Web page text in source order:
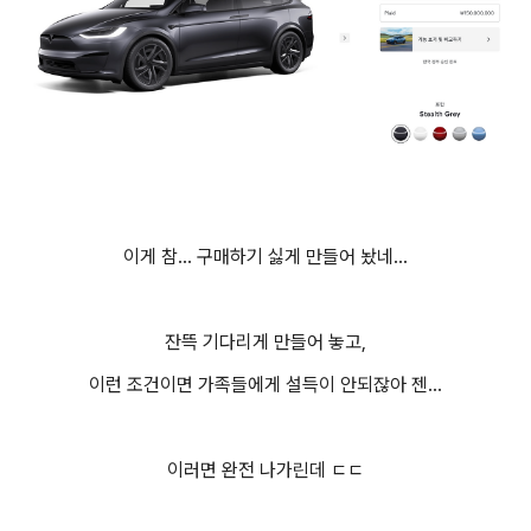
이게 참... 구매하기 싫게 만들어 놨네...
잔뜩 기다리게 만들어 놓고,
이런 조건이면 가족들에게 설득이 안되잖아 젠...
이러면 완전 나가린데 ㄷㄷ